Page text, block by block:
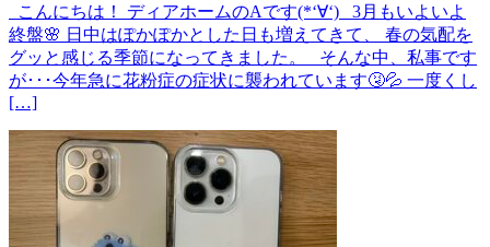
こんにちは！ ディアホームのAです(*‘∀‘) 3月もいよいよ
終盤🌸 日中はぽかぽかとした日も増えてきて、 春の気配を
グッと感じる季節になってきました。 そんな中、私事です
が･･･今年急に花粉症の症状に襲われています🤧💦 一度くし
[…]